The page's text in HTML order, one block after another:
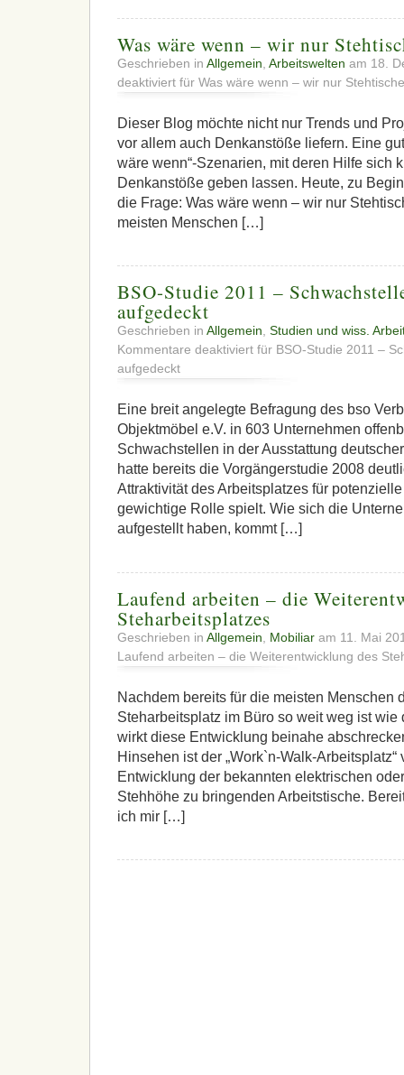
Was wäre wenn – wir nur
Geschrieben in Allgemein Arbeitswelten am 18.
deaktiviert für Was wäre wenn – wir nur
Dieser Blog möchte nicht nur Trends und
vor allem auch Denkanstöße liefern. Eine
wäre wenn“-Szenarien, mit deren Hilfe sich
Denkanstöße geben lassen. Heute, zu
die Frage: Was wäre wenn – wir nur
meisten Menschen […]
BSO-Studie 2011 –
aufgedeckt
Geschrieben in Allgemein, Studien und wiss.
Kommentare deaktiviert für BSO-Studie 2011 –
aufgedeckt
Eine breit angelegte Befragung des bso
Objektmöbel e.V. in 603 Unternehmen
Schwachstellen in der Ausstattung
hatte bereits die Vorgängerstudie 2008
Attraktivität des Arbeitsplatzes für
gewichtige Rolle spielt. Wie sich die
aufgestellt haben, kommt […]
Laufend arbeiten – die
Steharbeitsplatzes
Geschrieben in Allgemein Mobiliar am 11. Mai
Laufend arbeiten – die Weiterentwicklung des
Nachdem bereits für die meisten Menschen
Steharbeitsplatz im Büro so weit weg ist wie
wirkt diese Entwicklung beinahe
Hinsehen ist der „Work`n-Walk-
Entwicklung der bekannten elektrischen
Stehhöhe zu bringenden Arbeitstische.
ich mir […]